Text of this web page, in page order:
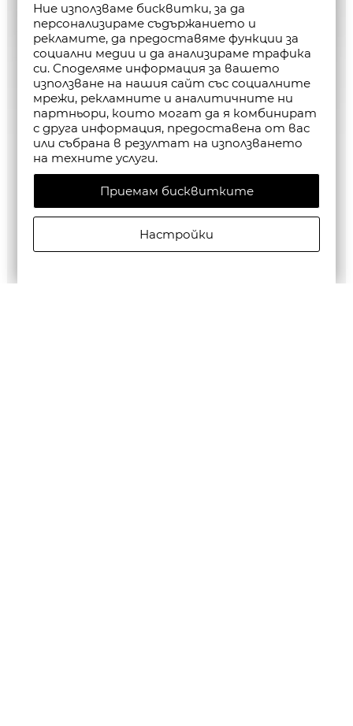
Ние използваме бисквитки, за да
персонализираме съдържанието и
рекламите, да предоставяме функции за
социални медии и да анализираме трафика
си. Споделяме информация за вашето
използване на нашия сайт със социалните
мрежи, рекламните и аналитичните ни
партньори, които могат да я комбинират
с друга информация, предоставена от вас
или събрана в резултат на използването
на техните услуги.
Приемам бисквитките
Настройки